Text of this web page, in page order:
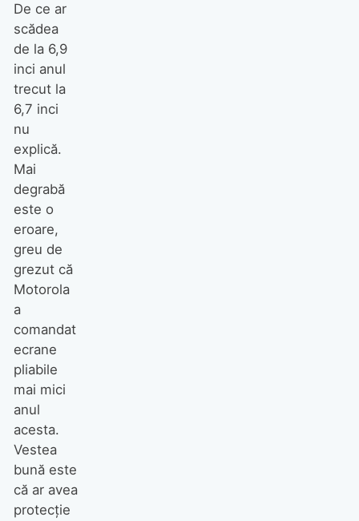
De ce ar
scădea
de la 6,9
inci anul
trecut la
6,7 inci
nu
explică.
Mai
degrabă
este o
eroare,
greu de
grezut că
Motorola
a
comandat
ecrane
pliabile
mai mici
anul
acesta.
Vestea
bună este
că ar avea
protecție